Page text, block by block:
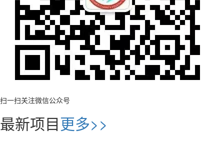
扫一扫关注微信公众号
最新项目更多>>